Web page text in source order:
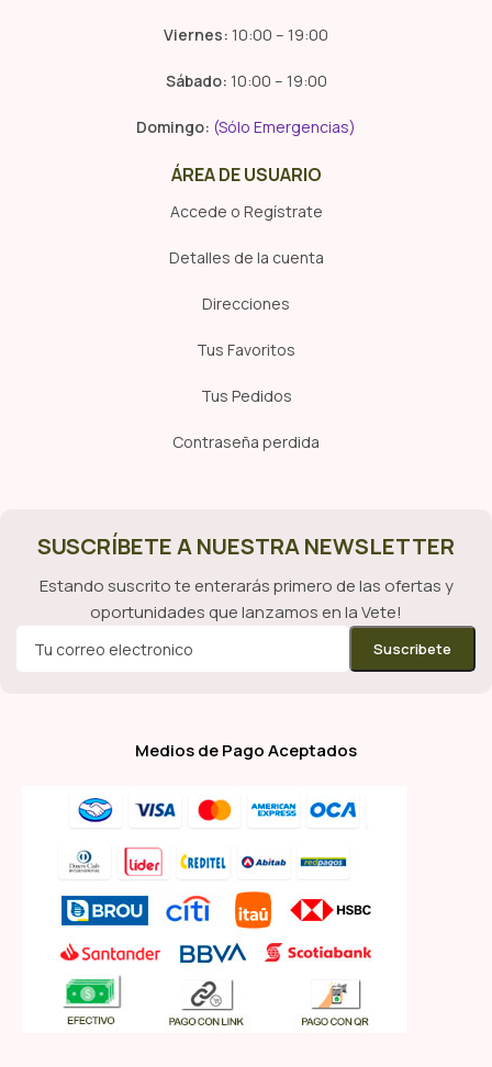
Viernes: 10:00 – 19:00
Sábado: 10:00 – 19:00
Domingo: (Sólo Emergencias)
ÁREA DE USUARIO
Accede o Regístrate
Detalles de la cuenta
Direcciones
Tus Favoritos
Tus Pedidos
Contraseña perdida
SUSCRÍBETE A NUESTRA NEWSLETTER
Estando suscrito te enterarás primero de las ofertas y
oportunidades que lanzamos en la Vete!
Medios de Pago Aceptados